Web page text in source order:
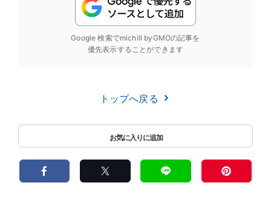
Google 検索でmichill byGMOの記事を
優先表示することができます
トップへ戻る